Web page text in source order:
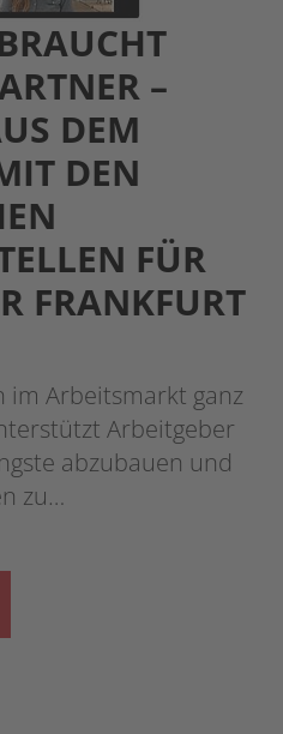
–
DEM
DEN
FÜR
FRANKFURT
im Arbeitsmarkt ganz
Arbeitgeber
abzubauen und
zu…